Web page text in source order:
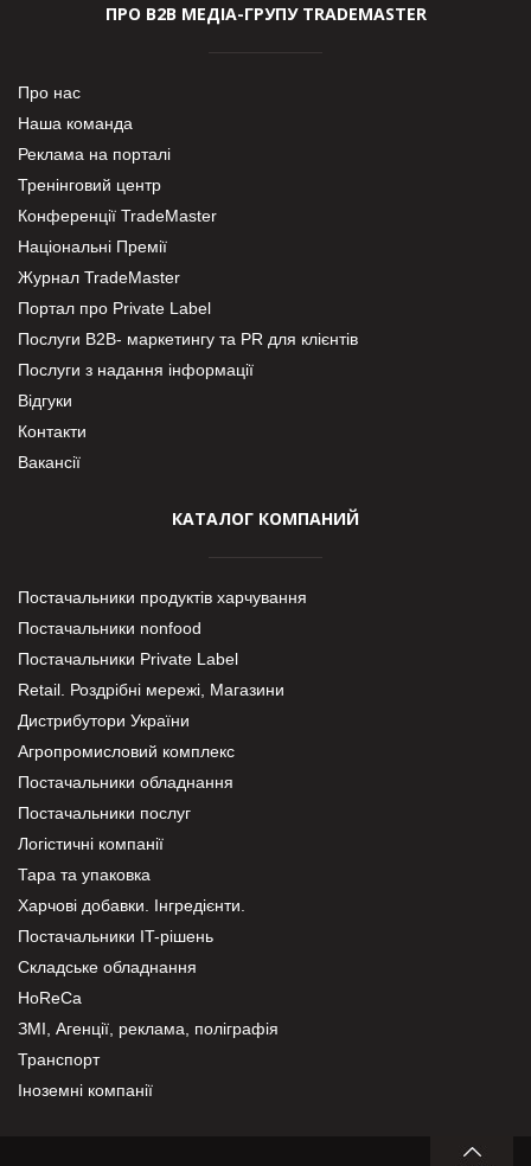
ПРО В2В МЕДІА-ГРУПУ TRADEMASTER
Про нас
Наша команда
Реклама на порталі
Тренінговий центр
Конференції TradeMaster
Національні Премії
Журнал TradeMaster
Портал про Private Label
Послуги В2В- маркетингу та PR для клієнтів
Послуги з надання інформації
Відгуки
Контакти
Вакансії
КАТАЛОГ КОМПАНИЙ
Постачальники продуктів харчування
Постачальники nonfood
Постачальники Private Label
Retail. Роздрібні мережі, Магазини
Дистрибутори України
Агропромисловий комплекс
Постачальники обладнання
Постачальники послуг
Логістичні компанії
Тара та упаковка
Харчові добавки. Інгредієнти.
Постачальники IT-рішень
Складське обладнання
HoReCa
ЗМІ, Агенції, реклама, поліграфія
Транспорт
Іноземні компанії